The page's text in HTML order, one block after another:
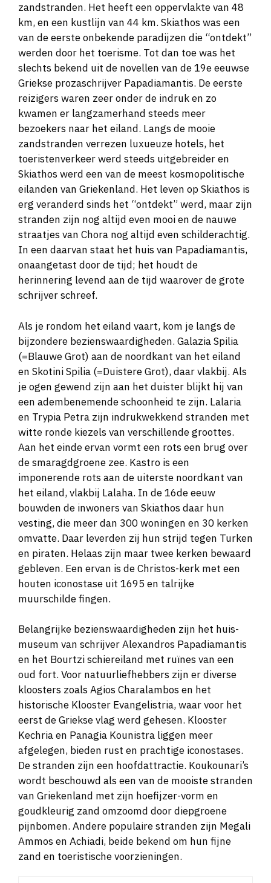
zandstranden. Het heeft een oppervlakte van 48
km, en een kustlijn van 44 km. Skiathos was een
van de eerste onbekende paradijzen die “ontdekt”
werden door het toerisme. Tot dan toe was het
slechts bekend uit de novellen van de 19e eeuwse
Griekse prozaschrijver Papadiamantis. De eerste
reizigers waren zeer onder de indruk en zo
kwamen er langzamerhand steeds meer
bezoekers naar het eiland. Langs de mooie
zandstranden verrezen luxueuze hotels, het
toeristenverkeer werd steeds uitgebreider en
Skiathos werd een van de meest kosmopolitische
eilanden van Griekenland. Het leven op Skiathos is
erg veranderd sinds het “ontdekt” werd, maar zijn
stranden zijn nog altijd even mooi en de nauwe
straatjes van Chora nog altijd even schilderachtig.
In een daarvan staat het huis van Papadiamantis,
onaangetast door de tijd; het houdt de
herinnering levend aan de tijd waarover de grote
schrijver schreef.
Als je rondom het eiland vaart, kom je langs de
bijzondere bezienswaardigheden. Galazia Spilia
(=Blauwe Grot) aan de noordkant van het eiland
en Skotini Spilia (=Duistere Grot), daar vlakbij. Als
je ogen gewend zijn aan het duister blijkt hij van
een adembenemende schoonheid te zijn. Lalaria
en Trypia Petra zijn indrukwekkend stranden met
witte ronde kiezels van verschillende groottes.
Aan het einde ervan vormt een rots een brug over
de smaragdgroene zee. Kastro is een
imponerende rots aan de uiterste noordkant van
het eiland, vlakbij Lalaha. In de 16de eeuw
bouwden de inwoners van Skiathos daar hun
vesting, die meer dan 300 woningen en 30 kerken
omvatte. Daar leverden zij hun strijd tegen Turken
en piraten. Helaas zijn maar twee kerken bewaard
gebleven. Een ervan is de Christos-kerk met een
houten iconostase uit 1695 en talrijke
muurschilde fingen.
Belangrijke bezienswaardigheden zijn het huis-
museum van schrijver Alexandros Papadiamantis
en het Bourtzi schiereiland met ruïnes van een
oud fort. Voor natuurliefhebbers zijn er diverse
kloosters zoals Agios Charalambos en het
historische Klooster Evangelistria, waar voor het
eerst de Griekse vlag werd gehesen. Klooster
Kechria en Panagia Kounistra liggen meer
afgelegen, bieden rust en prachtige iconostases.
De stranden zijn een hoofdattractie. Koukounari’s
wordt beschouwd als een van de mooiste stranden
van Griekenland met zijn hoefijzer-vorm en
goudkleurig zand omzoomd door diepgroene
pijnbomen. Andere populaire stranden zijn Megali
Ammos en Achiadi, beide bekend om hun fijne
zand en toeristische voorzieningen.